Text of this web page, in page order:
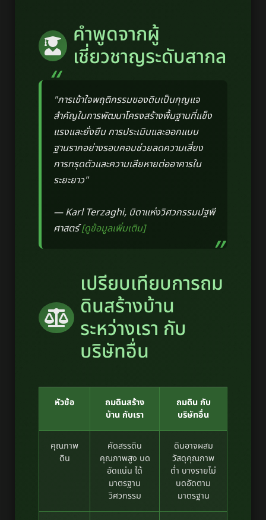
คำพูดจากผู้
เชี่ยวชาญระดับสากล
"การเข้าใจพฤติกรรมของดินเป็นกุญแจ
สำคัญในการพัฒนาโครงสร้างพื้นฐานที่แข็ง
แรงและยั่งยืน การประเมินและออกแบบ
ฐานรากอย่างรอบคอบช่วยลดความเสี่ยง
การทรุดตัวและความเสียหายต่ออาคารใน
ระยะยาว"
— Karl Terzaghi, บิดาแห่งวิศวกรรมปฐพี
ศาสตร์[ดูข้อมูลเพิ่มเติม]
เปรียบเทียบการถม
ดินสร้างบ้าน
ระหว่างเรา กับ
บริษัทอื่น
หัวข้อ
ถมดินสร้าง
บ้าน กับเรา
ถมดิน กับ
บริษัทอื่น
คุณภาพ
ดิน
คัดสรรดิน
คุณภาพสูง บด
อัดแน่น ได้
มาตรฐาน
วิศวกรรม
ดินอาจผสม
วัสดุคุณภาพ
ต่ำ บางรายไม่
บดอัดตาม
มาตรฐาน